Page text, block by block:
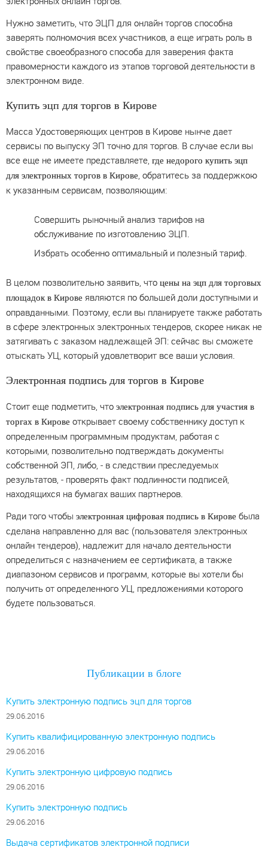
Нужно заметить, что ЭЦП для онлайн торгов способна
заверять полномочия всех участников, а еще играть роль в
свойстве своеобразного способа для заверения факта
правомерности каждого из этапов торговой деятельности в
электронном виде.
Купить эцп для торгов в Кирове
Масса Удостоверяющих центров в Кирове нынче дает
сервисы по выпуску ЭП точно для торгов. В случае если вы
все еще не имеете представляете, где недорого купить эцп
для электронных торгов в Кирове , обратитесь за поддержкою
к указанным сервисам, позволяющим:
Совершить рыночный анализ тарифов на
обслуживание по изготовлению ЭЦП.
Избрать особенно оптимальный и полезный тариф.
В целом позволительно заявить, что цены на эцп для торговых
площадок в Кирове являются по большей доли доступными и
оправданными. Поэтому, если вы планируете также работать
в сфере электронных электронных тендеров, скорее никак не
затягивать с заказом надлежащей ЭП: сейчас вы сможете
отыскать УЦ, который удовлетворит все ваши условия.
Электронная подпись для торгов в Кирове
Стоит еще подметить, что электронная подпись для участия в
торгах в Кирове открывает своему собственнику доступ к
определенным программным продуктам, работая с
которыми, позволительно подтверждать документы
собственной ЭП, либо, - в следствии преследуемых
результатов, - проверять факт подлинности подписей,
находящихся на бумагах ваших партнеров.
Ради того чтобы электронная цифровая подпись в Кирове была
сделана направленно для вас (пользователя электронных
онлайн тендеров), надлежит для начало деятельности
определиться с назначением ее сертификата, а также
диапазоном сервисов и программ, которые вы хотели бы
получить от определенного УЦ, предложениями которого
будете пользоваться.
Публикации в блоге
Купить электронную подпись эцп для торгов
29.06.2016
Купить квалифицированную электронную подпись
29.06.2016
Купить электронную цифровую подпись
29.06.2016
Купить электронную подпись
29.06.2016
Выдача сертификатов электронной подписи